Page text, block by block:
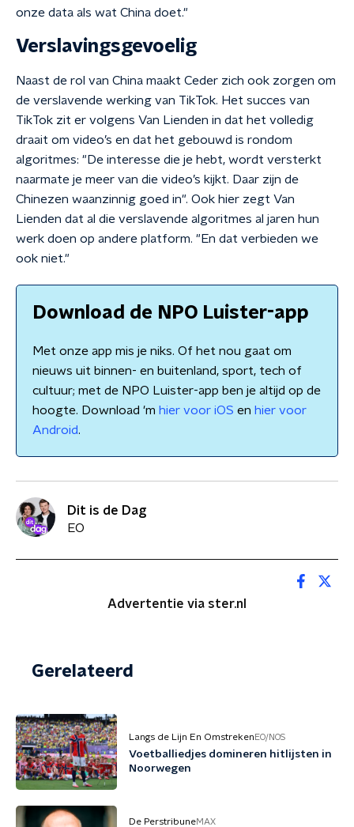
onze data als wat China doet."
Verslavingsgevoelig
Naast de rol van China maakt Ceder zich ook zorgen om
de verslavende werking van TikTok. Het succes van
TikTok zit er volgens Van Lienden in dat het volledig
draait om video’s en dat het gebouwd is rondom
algoritmes: "De interesse die je hebt, wordt versterkt
naarmate je meer van die video’s kijkt. Daar zijn de
Chinezen waanzinnig goed in". Ook hier zegt Van
Lienden dat al die verslavende algoritmes al jaren hun
werk doen op andere platform. "En dat verbieden we
ook niet."
Download de NPO Luister-app
Met onze app mis je niks. Of het nou gaat om
nieuws uit binnen- en buitenland, sport, tech of
cultuur; met de NPO Luister-app ben je altijd op de
hoogte. Download 'm hier voor iOS en hier voor
Android.
Dit is de Dag
EO
Advertentie via ster.nl
Gerelateerd
Langs de Lijn En Omstreken EO/NOS
Voetballiedjes domineren hitlijsten in
Noorwegen
De PerstribuneMAX